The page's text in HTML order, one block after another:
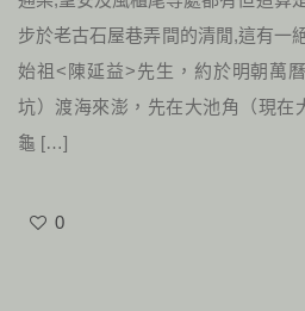
步於老古石屋巷弄間的清閒,這有一
始祖<陳延益>先生，約於明朝萬
坑）渡海來澎，先在大池角（現在
龜 […]
0